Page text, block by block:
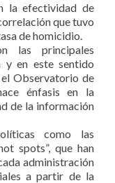
la efectividad de
que tuvo
de homicidio.
las principales
y en este sentido
Observatorio de
énfasis en la
de la información
como las
spots”, que han
administración
a partir de la